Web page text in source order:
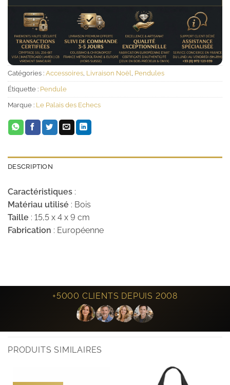
Catégories : Accessoires Livraison Noël Pendules
Étiquette : Pendule
Marque : Le Palais des Echecs
DESCRIPTION
Caractéristiques :
Matériau utilisé : Bois
Taille : 15,5 x 4 x 9 cm
Fabrication : Européenne
+5000 CLIENTS DEPUIS 2008
PRODUITS SIMILAIRES